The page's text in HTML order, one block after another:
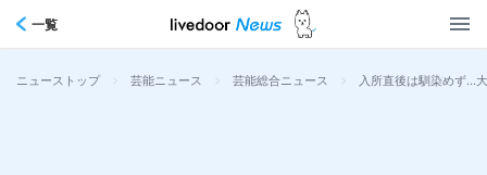
一覧
ニューストップ > 芸能ニュース > 芸能総合ニュース > 入所直後は馴染めず…